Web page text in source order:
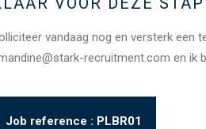
vandaag nog en versterk een
recruitment.com en ik
Job reference : PLBR01